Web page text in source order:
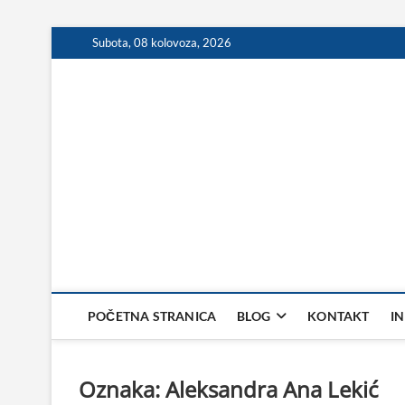
to
Subota, 08 kolovoza, 2026
POČETNA STRANICA BLOG KONTAKT
Oznaka:Aleksandra Ana Lekić